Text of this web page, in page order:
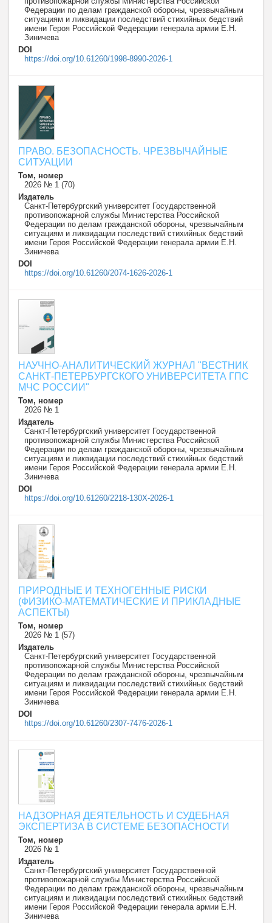
Федерации по делам гражданской обороны, чрезвычайным
ситуациям и ликвидации последствий стихийных бедствий
имени Героя Российской Федерации генерала армии Е.Н.
Зиничева
DOI
https://doi.org/10.61260/1998-8990-2026-1
ПРАВО. БЕЗОПАСНОСТЬ. ЧРЕЗВЫЧАЙНЫЕ
СИТУАЦИИ
Том, номер
2026 № 1 (70)
Издатель
Санкт-Петербургский университет Государственной
противопожарной службы Министерства Российской
Федерации по делам гражданской обороны, чрезвычайным
ситуациям и ликвидации последствий стихийных бедствий
имени Героя Российской Федерации генерала армии Е.Н.
Зиничева
DOI
https://doi.org/10.61260/2074-1626-2026-1
НАУЧНО-АНАЛИТИЧЕСКИЙ ЖУРНАЛ "ВЕСТНИК
САНКТ-ПЕТЕРБУРГСКОГО УНИВЕРСИТЕТА ГПС
МЧС РОССИИ"
Том, номер
2026 № 1
Издатель
Санкт-Петербургский университет Государственной
противопожарной службы Министерства Российской
Федерации по делам гражданской обороны, чрезвычайным
ситуациям и ликвидации последствий стихийных бедствий
имени Героя Российской Федерации генерала армии Е.Н.
Зиничева
DOI
https://doi.org/10.61260/2218-130X-2026-1
ПРИРОДНЫЕ И ТЕХНОГЕННЫЕ РИСКИ
(ФИЗИКО-МАТЕМАТИЧЕСКИЕ И ПРИКЛАДНЫЕ
АСПЕКТЫ)
Том, номер
2026 № 1 (57)
Издатель
Санкт-Петербургский университет Государственной
противопожарной службы Министерства Российской
Федерации по делам гражданской обороны, чрезвычайным
ситуациям и ликвидации последствий стихийных бедствий
имени Героя Российской Федерации генерала армии Е.Н.
Зиничева
DOI
https://doi.org/10.61260/2307-7476-2026-1
НАДЗОРНАЯ ДЕЯТЕЛЬНОСТЬ И СУДЕБНАЯ
ЭКСПЕРТИЗА В СИСТЕМЕ БЕЗОПАСНОСТИ
Том, номер
2026 № 1
Издатель
Санкт-Петербургский университет Государственной
противопожарной службы Министерства Российской
Федерации по делам гражданской обороны, чрезвычайным
ситуациям и ликвидации последствий стихийных бедствий
имени Героя Российской Федерации генерала армии Е.Н.
Зиничева